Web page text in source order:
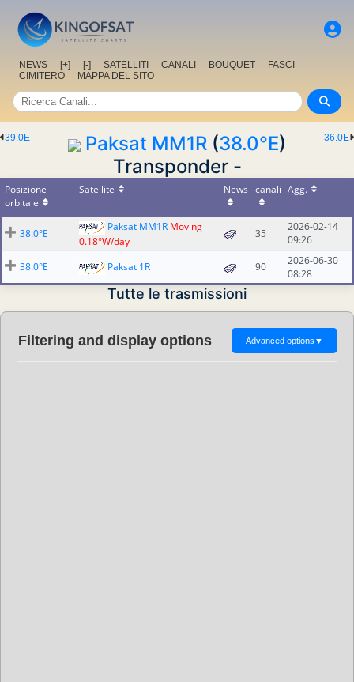
NEWS [+] [-] SATELLITI CANALI BOUQUET
FASCI
CIMITERO
MAPPA DEL SITO
36.0E
39.0E Paksat MM1R (38.0°E)
Transponder -
Posizione
orbitale
Satellite News canali Agg.
38.0°E
Paksat MM1R Moving
0.18°W/day
35
2026-02-14
09:26
38.0°E
Paksat 1R 90
2026-06-30
08:28
Tutte le trasmissioni
Filtering and display options Advanced options ▼